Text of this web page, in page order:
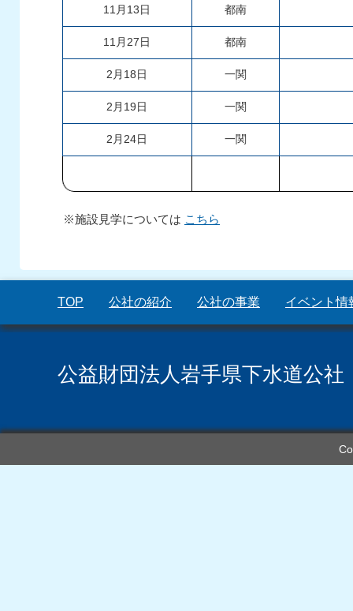
11月13日 都南
11月27日 都南
2月18日 一関
2月19日 一関
2月24日 一関
※施設見学については こちら
TOP 公社の紹介 公社の事業 イベント情
公益財団法人岩手県下水道公社